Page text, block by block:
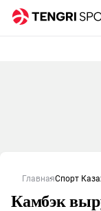
ГлавнаяСпорт
Камбэк